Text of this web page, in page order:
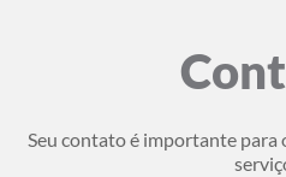
Seu contato é importante para